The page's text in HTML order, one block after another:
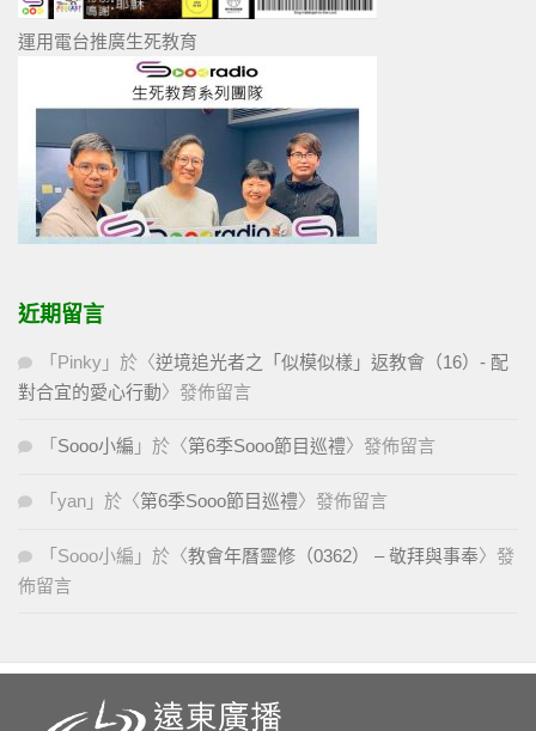
運用電台推廣生死教育
近期留言
「 Pinky 」於〈逆境追光者之「似模似樣」返教會（16）- 配
對合宜的愛心行動〉發佈留言
「 Sooo小編 」於〈第6季Sooo節目巡禮〉發佈留言
「 yan 」於〈第6季Sooo節目巡禮〉發佈留言
「 Sooo小編 」於〈教會年曆靈修（0362） – 敬拜與事奉〉發
佈留言